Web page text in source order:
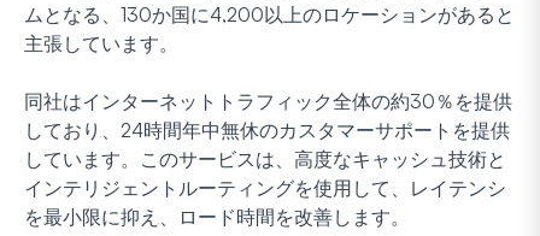
ムとなる、130か国に4,200以上のロケーションがあると
主張しています。
同社はインターネットトラフィック全体の約30％を提供
しており、24時間年中無休のカスタマーサポートを提供
しています。このサービスは、高度なキャッシュ技術と
インテリジェントルーティングを使用して、レイテンシ
を最小限に抑え、ロード時間を改善します。